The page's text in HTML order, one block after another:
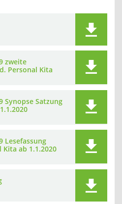
zweite
Personal Kita
Synopse Satzung
Lesefassung
Kita ab 1.1.2020